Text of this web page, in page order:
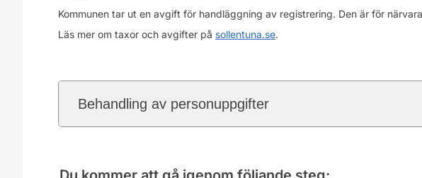
Kommunen tar ut en avgift för handläggning av registrering. Den är för
Läs mer om taxor och avgifter på sollentuna.se.
Behandling av personuppgifter